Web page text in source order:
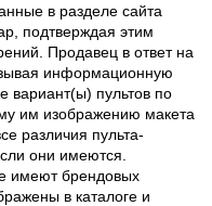
в разделе сайта
подтверждая этим
Продавец в ответ на
информационную
вариант(ы) пультов по
им изображению макета
различия пульта-
они имеются.
имеют брендовых
в каталоге и